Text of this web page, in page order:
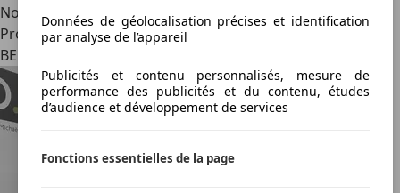
Données de géolocalisation précises et identification
par analyse de l’appareil
Publicités et contenu personnalisés, mesure de
performance des publicités et du contenu, études
d’audience et développement de services
Fonctions essentielles de la page
Nouveau
Professionnel
BE 1640